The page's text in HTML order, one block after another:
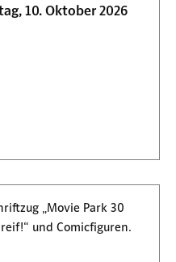
10. Oktober 2026